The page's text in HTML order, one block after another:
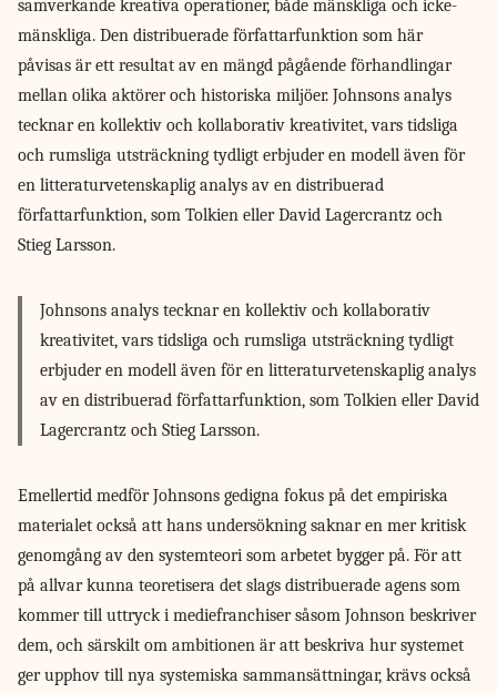
samverkande kreativa operationer, både mänskliga och icke-
mänskliga. Den distribuerade författarfunktion som här
påvisas är ett resultat av en mängd pågående förhandlingar
mellan olika aktörer och historiska miljöer. Johnsons analys
tecknar en kollektiv och kollaborativ kreativitet, vars tidsliga
och rumsliga utsträckning tydligt erbjuder en modell även för
en litteraturvetenskaplig analys av en distribuerad
författarfunktion, som Tolkien eller David Lagercrantz och
Stieg Larsson.
Johnsons analys tecknar en kollektiv och kollaborativ
kreativitet, vars tidsliga och rumsliga utsträckning tydligt
erbjuder en modell även för en litteraturvetenskaplig analys
av en distribuerad författarfunktion, som Tolkien eller David
Lagercrantz och Stieg Larsson.
Emellertid medför Johnsons gedigna fokus på det empiriska
materialet också att hans undersökning saknar en mer kritisk
genomgång av den systemteori som arbetet bygger på. För att
på allvar kunna teoretisera det slags distribuerade agens som
kommer till uttryck i mediefranchiser såsom Johnson beskriver
dem, och särskilt om ambitionen är att beskriva hur systemet
ger upphov till nya systemiska sammansättningar, krävs också